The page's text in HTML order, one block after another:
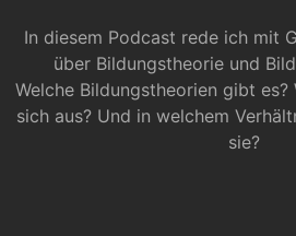
In diesem Podcast rede ich mit
über Bildungstheorie und
Welche Bildungstheorien gibt
sich aus? Und in welchem
sie?